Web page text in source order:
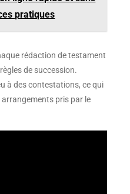
pratiques
rédaction de testament
de succession.
à des contestations, ce qui
pris par le